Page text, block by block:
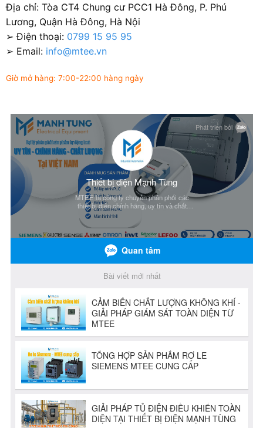
Địa chỉ: Tòa CT4 Chung cư PCC1 Hà Đông, P. Phú
Lương, Quận Hà Đông, Hà Nội
➢ Điện thoại: 0799 15 95 95
➢ Email: info@mtee.vn
Giờ mở hàng: 7:00-22:00 hàng ngày